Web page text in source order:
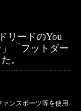
リードのYou
「フットダー
。
ァンスポーツ等を使用